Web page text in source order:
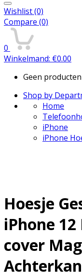
Wishlist(0)
Compare (0)
0
Winkelmand: €0.00
Geen
Shop by
Home
iPhone
iPhone
Hoesje
iPhone
cover